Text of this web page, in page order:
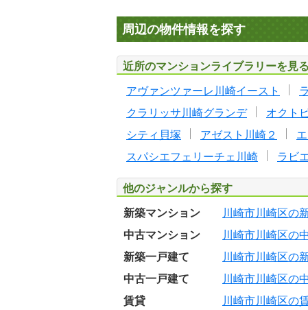
周辺の物件情報を探す
近所のマンションライブラリーを見る
アヴァンツァーレ川崎イースト
クラリッサ川崎グランデ
オクト
シティ貝塚
アゼスト川崎２
スパシエフェリーチェ川崎
ラビ
他のジャンルから探す
新築マンション 川崎市川崎区の
中古マンション
川崎市川崎区の
新築一戸建て
川崎市川崎区の
中古一戸建て
川崎市川崎区の
賃貸
川崎市川崎区の